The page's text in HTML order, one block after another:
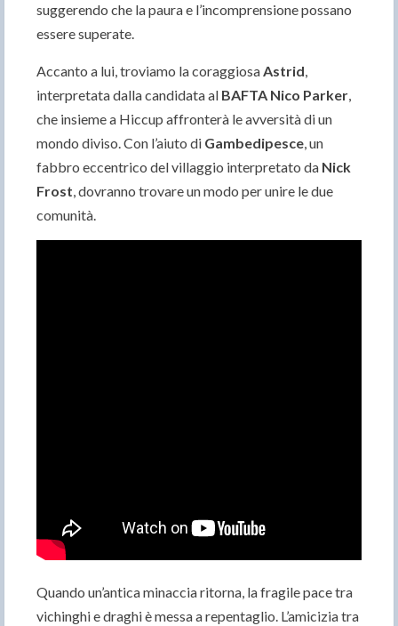
suggerendo che la paura e l’incomprensione possano
essere superate.
Accanto a lui, troviamo la coraggiosaAstrid,
interpretata dalla candidata al BAFTA Nico Parker,
che insieme a Hiccup affronterà le avversità di un
mondo diviso. Con l’aiuto di Gambedipesce, un
fabbro eccentrico del villaggio interpretato da Nick
Frost, dovranno trovare un modo per unire le due
comunità.
Quando un’antica minaccia ritorna, la fragile pace tra
vichinghi e draghi è messa a repentaglio. L’amicizia tra